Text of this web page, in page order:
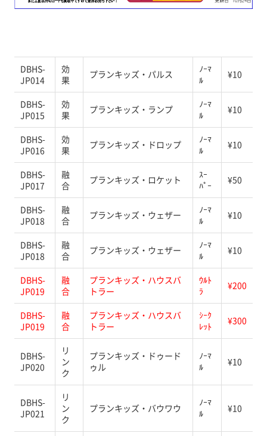
DBHS-
JP014
効
果
プランキッズ・パルス
ﾉｰﾏ
ﾙ
¥10
DBHS-
JP015
効
果
プランキッズ・ランプ
ﾉｰﾏ
ﾙ
¥10
DBHS-
JP016
効
果
プランキッズ・ドロップ
ﾉｰﾏ
ﾙ
¥10
DBHS-
JP017
融
合
プランキッズ・ロケット
ｽｰ
ﾊﾟｰ
¥50
DBHS-
JP018
融
合
プランキッズ・ウェザー
ﾉｰﾏ
ﾙ
¥10
DBHS-
JP018
融
合
プランキッズ・ウェザー
ﾉｰﾏ
ﾙ
¥10
DBHS-
JP019
融
合
プランキッズ・ハウスバ
トラー
ｳﾙﾄ
ﾗ
¥200
DBHS-
JP019
融
合
プランキッズ・ハウスバ
トラー
ｼｰｸ
ﾚｯﾄ
¥300
DBHS-
JP020
リ
ン
ク
プランキッズ・ドゥード
ゥル
ﾉｰﾏ
ﾙ
¥10
DBHS-
JP021
リ
ン
ク
プランキッズ・バウワウ
ﾉｰﾏ
ﾙ
¥10